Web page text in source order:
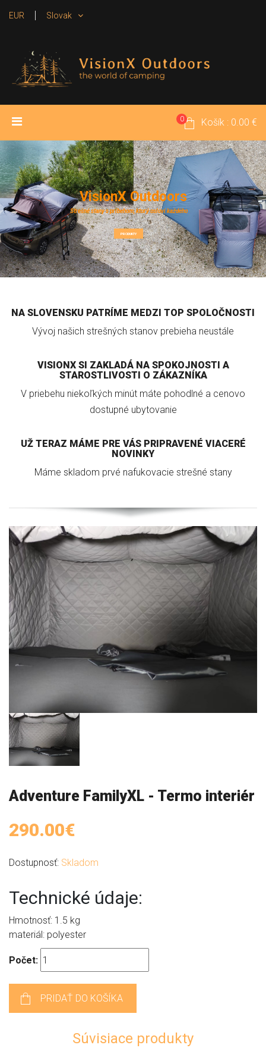
EUR Slovak
ÚVOD
POŽIČOVŇA KONTAKT
0 Košík : 0.00 €
VisionX Outdoors
Strešné stany s príbehom, ktorý osloví každého
PRODUKTY
NA SLOVENSKU PATRÍME MEDZI TOP SPOLOČNOSTI
Vývoj našich strešných stanov prebieha neustále
VISIONX SI ZAKLADÁ NA SPOKOJNOSTI A
STAROSTLIVOSTI O ZÁKAZNÍKA
V priebehu niekoľkých minút máte pohodlné a cenovo
dostupné ubytovanie
UŽ TERAZ MÁME PRE VÁS PRIPRAVENÉ VIACERÉ
NOVINKY
Máme skladom prvé nafukovacie strešné stany
Adventure FamilyXL - Termo interiér
290.00€
Dostupnosť: Skladom
Technické údaje:
Hmotnosť: 1.5 kg
materiál: polyester
Počet:
PRIDAŤ DO KOŠÍKA
Súvisiace produkty